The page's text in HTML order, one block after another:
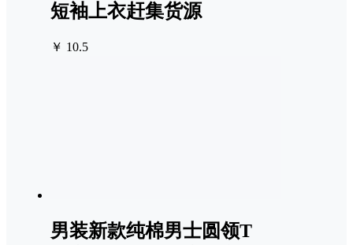
短袖上衣赶集货源
￥ 10.5
男装新款纯棉男士圆领T